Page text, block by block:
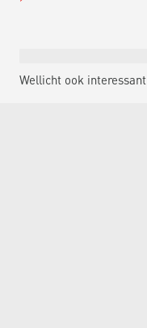
Wellicht ook interessant